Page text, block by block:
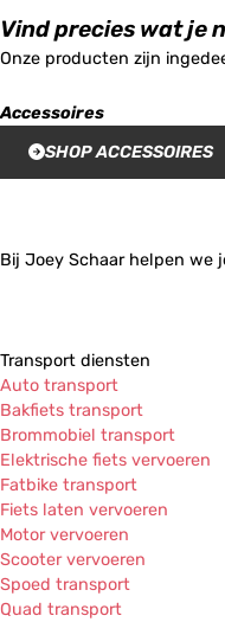
Vind precies wat je
Onze producten zijn
Accessoires
SHOP ACCESSOIRES
Bij Joey Schaar helpen we
Transport diensten
Auto transport
Bakfiets transport
Brommobiel transport
Elektrische fiets vervoeren
Fatbike transport
Fiets laten vervoeren
Motor vervoeren
Scooter vervoeren
Spoed transport
Quad transport